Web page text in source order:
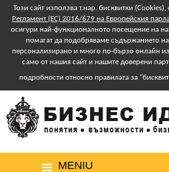
Този сайт използва т.нар. бисквитки
Регламент (ЕС) 2016/679 на Европейския
осигури най-функционалното посещение на
помагат да подобряваме съдържанието
персонализирано и много по-бързо онлайн
само от нашия сайт и нашите доверени
подробности относно правилата за
MENIU